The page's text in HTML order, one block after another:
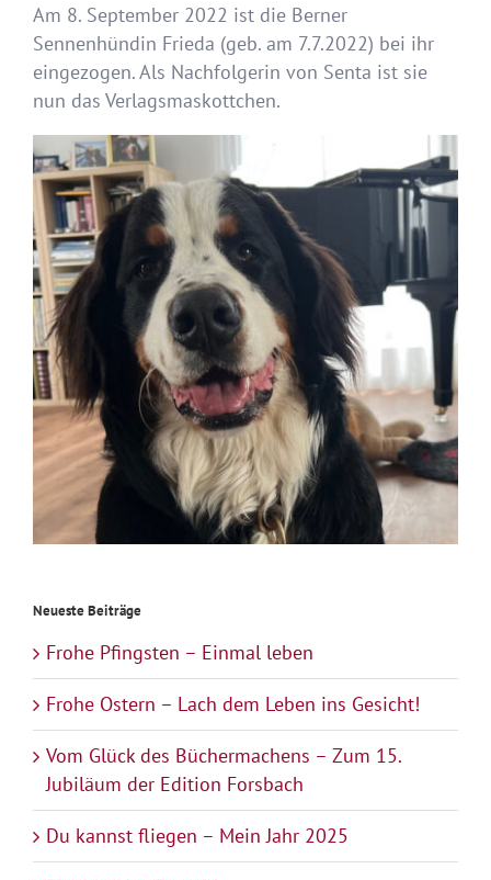
Am 8. September 2022 ist die Berner
Sennenhündin Frieda (geb. am 7.7.2022) bei ihr
eingezogen. Als Nachfolgerin von Senta ist sie
nun das Verlagsmaskottchen.
Neueste Beiträge
Frohe Pfingsten – Einmal leben
Frohe Ostern – Lach dem Leben ins Gesicht!
Vom Glück des Büchermachens – Zum 15.
Jubiläum der Edition Forsbach
Du kannst fliegen – Mein Jahr 2025